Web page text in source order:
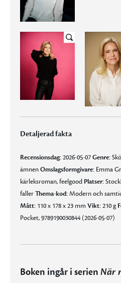
Detaljerad fakta
Recensionsdag:2026-05-07Genre:
ämnenOmslagsformgivare: Emma
kärleksroman, feelgood Platser:
fallerThema-kod:Modern och
Mått: 110 x 178 x 23 mmVikt:210 g
Pocket, 9789190030844 (2026-05-07)
Boken ingår i serien När